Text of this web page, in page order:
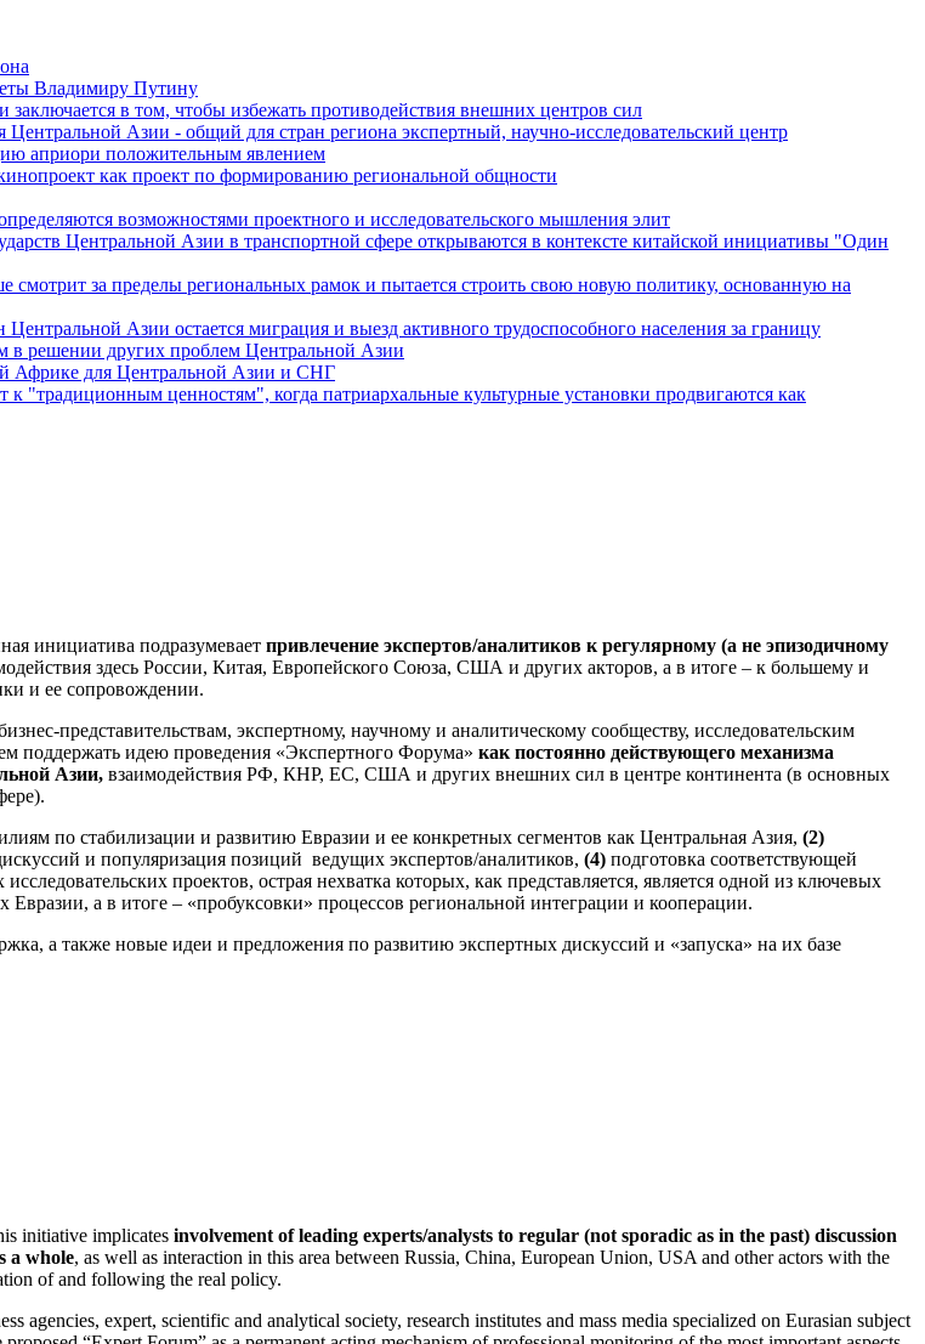
Владимиру Путину
в том, чтобы избежать противодействия внешних центров сил
Азии - общий для стран региона экспертный, научно-исследовательский центр
априори положительным явлением
как проект по формированию региональной общности
возможностями проектного и исследовательского мышления элит
Центральной Азии в транспортной сфере открываются в контексте китайской инициативы "Один
за пределы региональных рамок и пытается строить свою новую политику, основанную на
Азии остается миграция и выезд активного трудоспособного населения за границу
в решении других проблем Центральной Азии
Африке для Центральной Азии и СНГ
"традиционным ценностям", когда патриархальные культурные установки продвигаются как
инициатива подразумевает привлечение экспертов/аналитиков к регулярному (а не эпизодичному
здесь России, Китая, Европейского Союза, США и других акторов, а в итоге – к большему и
и ее сопровождении.
представительствам, экспертному, научному и аналитическому сообществу, исследовательским
поддержать идею проведения «Экспертного Форума» как постоянно действующего механизма
Азии, взаимодействия РФ, КНР, ЕС, США и других внешних сил в центре континента (в основных
по стабилизации и развитию Евразии и ее конкретных сегментов как Центральная Азия, (2)
и популяризация позиций ведущих экспертов/аналитиков, (4) подготовка соответствующей
проектов, острая нехватка которых, как представляется, является одной из ключевых
а в итоге – «пробуксовки» процессов региональной интеграции и кооперации.
а также новые идеи и предложения по развитию экспертных дискуссий и «запуска» на их базе
initiative implicates involvement of leading experts/analysts to regular (not sporadic as in the past) discussion
a whole, as well as interaction in this area between Russia, China, European Union, USA and other actors with the
of and following the real policy.
agencies, expert, scientific and analytical society, research institutes and mass media specialized on Eurasian subject